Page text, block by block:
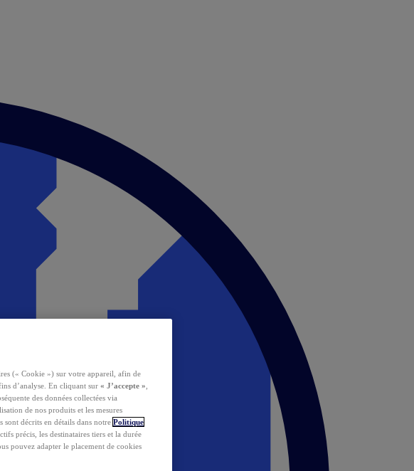
(« Cookie ») sur votre appareil, afin de
d’analyse. En cliquant sur « J’accepte »
des données collectées via
de nos produits et les mesures
sont décrits en détails dans notre Politique
précis, les destinataires tiers et la durée
pouvez adapter le placement de cookies